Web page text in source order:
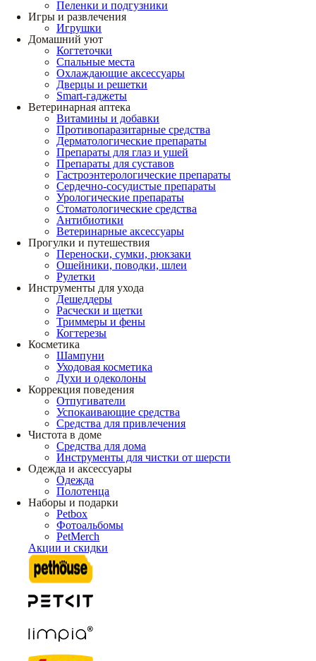
Пеленки и подгузники
Игры и развлечения
Игрушки
Домашний уют
Когтеточки
Спальные места
Охлаждающие аксессуары
Дверцы и решетки
Smart-гаджеты
Ветеринарная аптека
Витамины и добавки
Противопаразитарные средства
Дерматологические препараты
Препараты для глаз и ушей
Препараты для суставов
Гастроэнтерологические препараты
Сердечно-сосудистые препараты
Урологические препараты
Стоматологические средства
Антибиотики
Ветеринарные аксессуары
Прогулки и путешествия
Переноски, сумки, рюкзаки
Ошейники, поводки, шлеи
Рулетки
Инструменты для ухода
Дешеддеры
Расчески и щетки
Триммеры и фены
Когтерезы
Косметика
Шампуни
Уходовая косметика
Духи и одеколоны
Коррекция поведения
Отпугиватели
Успокаивающие средства
Средства для привлечения
Чистота в доме
Средства для дома
Инструменты для чистки от шерсти
Одежда и аксессуары
Одежда
Полотенца
Наборы и подарки
Petbox
Фотоальбомы
PetMerch
Акции и скидки